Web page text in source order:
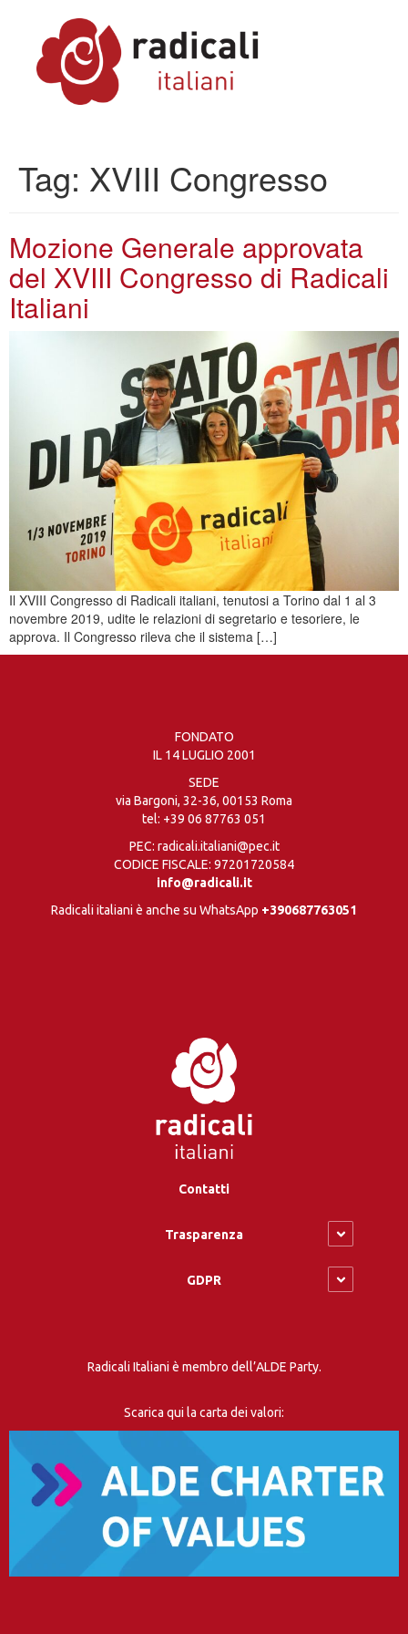
Tag: XVIII Congresso
Mozione Generale approvata
del XVIII Congresso di Radicali
Italiani
Il XVIII Congresso di Radicali italiani, tenutosi a Torino dal 1 al 3
novembre 2019, udite le relazioni di segretario e tesoriere, le
approva. Il Congresso rileva che il sistema […]
FONDATO
IL 14 LUGLIO 2001
SEDE
via Bargoni, 32-36, 00153 Roma
tel: +39 06 87763 051
PEC: radicali.italiani@pec.it
CODICE FISCALE: 97201720584
info@radicali.it
Radicali italiani è anche su WhatsApp +390687763051
Contatti
Trasparenza
GDPR
Radicali Italiani è membro dell’ALDE Party.
Scarica qui la carta dei valori: